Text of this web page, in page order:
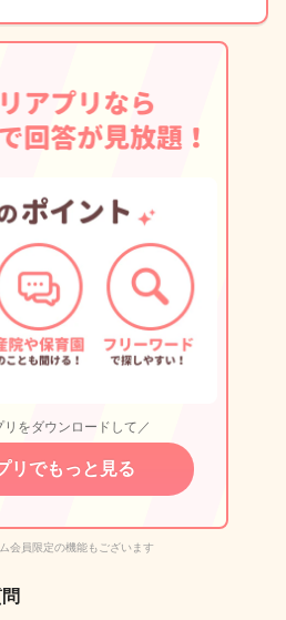
リをダウンロードして／
リでもっと見る
会員限定の機能もございます